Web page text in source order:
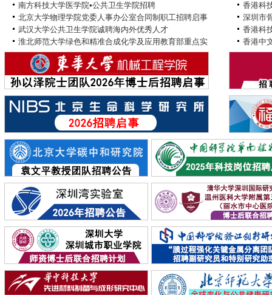
南方科技大学医学院•公共卫生学院招聘
北京大学物理学院党委人事办公室合同制职工招聘启事
武汉大学公共卫生学院诚聘海内外优秀人才
淮北师范大学绿色和精准合成化学及应用教育部重点实
香港科
深圳市
香港科
香港中